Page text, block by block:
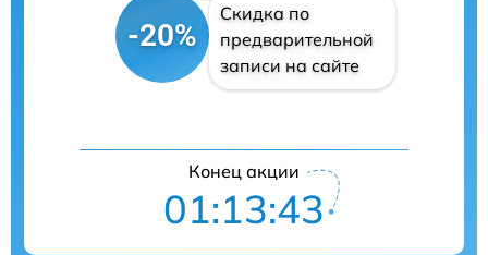
-20%
Скидка по
предварительной
записи на сайте
Конец акции
01:13:42